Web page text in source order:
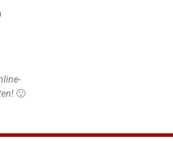
🙂